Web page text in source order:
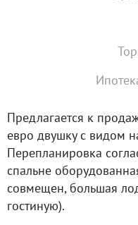
Предлагается к
евро двушку с видом
Перепланировка
спальне
совмещен, большая
гостиную).